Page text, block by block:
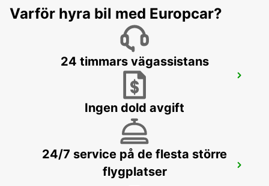
Varför hyra bil med Europcar?
24 timmars vägassistans
Ingen dold avgift
24/7 service på de flesta större
flygplatser